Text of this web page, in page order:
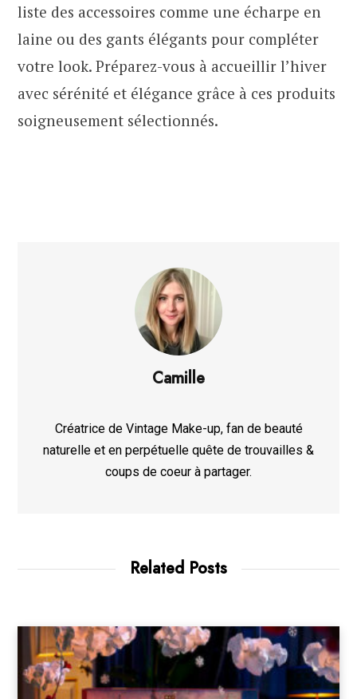
liste des accessoires comme une écharpe en
laine ou des gants élégants pour compléter
votre look. Préparez-vous à accueillir l’hiver
avec sérénité et élégance grâce à ces produits
soigneusement sélectionnés.
Camille
Créatrice de Vintage Make-up, fan de beauté
naturelle et en perpétuelle quête de trouvailles &
coups de coeur à partager.
Related Posts